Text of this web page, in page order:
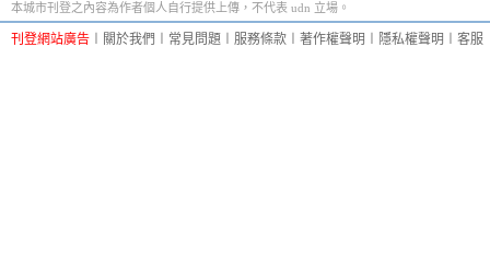
本城市刊登之內容為作者個人自行提供上傳，不代表 udn 立場。
刊登網站廣告 關於我們 常見問題 服務條款 著作權聲明 隱私權聲明 客服